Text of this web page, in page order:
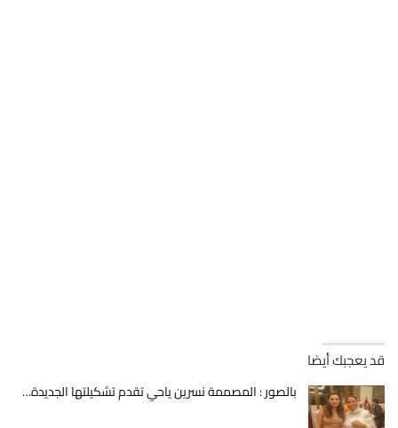
قد يعجبك أيضا
بالصور : المصممة نسرين ياحي تقدم تشكيلتها الجديدة…